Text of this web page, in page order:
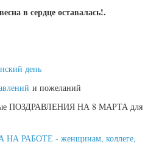
в сердце оставалась!.
день
и пожеланий
ПОЗДРАВЛЕНИЯ НА 8 МАРТА для
РАБОТЕ - женщинам, коллеге,